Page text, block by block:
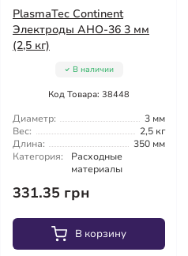
PlasmaTec Continent
Электроды АНО-36 3 мм
(2,5 кг)
В наличии
Код Товара: 38448
Диаметр:
3 мм
Вес:
2,5 кг
Длина:
350 мм
Категория:
Расходные
материалы
331.35 грн
В корзину